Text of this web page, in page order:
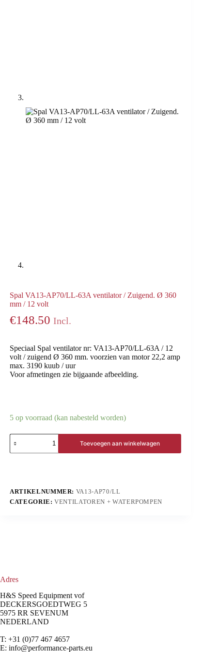
Spal VA13-AP70/LL-63A ventilator / Zuigend. Ø 360
mm / 12 volt
€148.50 Incl.
Speciaal Spal ventilator nr: VA13-AP70/LL-63A / 12
volt / zuigend Ø 360 mm. voorzien van motor 22,2 amp
max. 3190 kuub / uur
Voor afmetingen zie bijgaande afbeelding.
5 op voorraad (kan nabesteld worden)
Toevoegen aan winkelwagen
ARTIKELNUMMER: VA13-AP70/LL
CATEGORIE:VENTILATOREN + WATERPOMPEN
Adres
H&S Speed Equipment vof
DECKERSGOEDTWEG 5
5975 RR SEVENUM
NEDERLAND
T: +31 (0)77 467 4657
E: info@performance-parts.eu